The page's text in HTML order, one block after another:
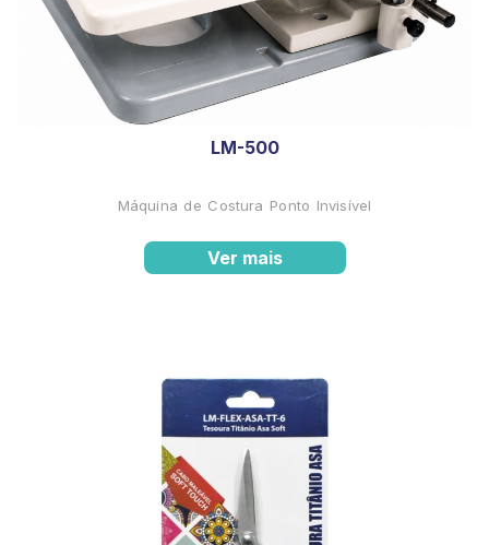
LM-500
Máquina de Costura Ponto Invisível
Ver mais